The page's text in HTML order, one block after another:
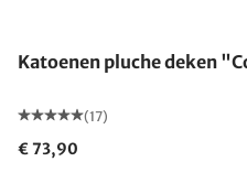
Katoenen pluche deken
(17)
€ 73,90